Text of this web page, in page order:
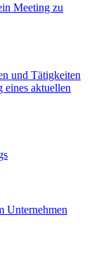
Meeting zu
und Tätigkeiten
eines aktuellen
Unternehmen